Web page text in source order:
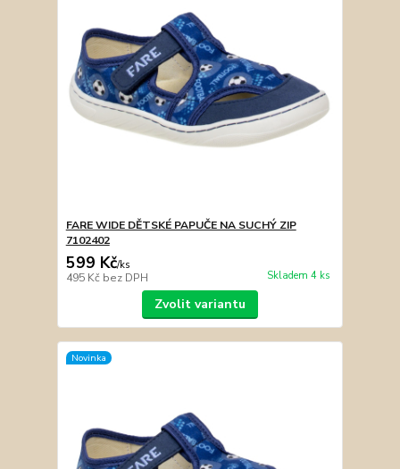
FARE WIDE DĚTSKÉ PAPUČE NA SUCHÝ ZIP
7102402
599 Kč/ks
495 Kč bez DPH Skladem 4 ks
Zvolit variantu
Novinka